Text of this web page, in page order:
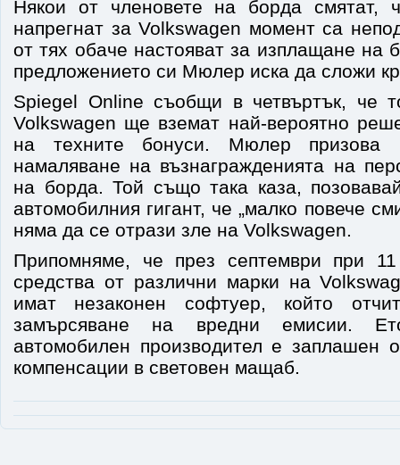
Някои от членовете на борда смятат,
напрегнат за Volkswagen момент са
от тях обаче настояват за изплащане на
предложението си Мюлер иска да сложи
Spiegel Online съобщи в четвъртък, че
Volkswagen ще вземат най-вероятно
на техните бонуси. Мюлер призова
намаляване на възнагражденията на
на борда. Той също така каза,
автомобилния гигант, че „малко повече
няма да се отрази зле на Volkswagen.
Припомняме, че през септември при
средства от различни марки на
имат незаконен софтуер, който
замърсяване на вредни емисии.
автомобилен производител е заплашен
компенсации в световен мащаб.